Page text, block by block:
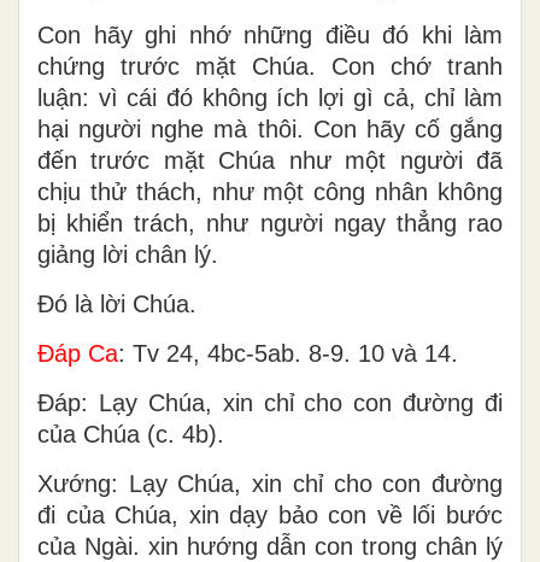
Con hãy ghi nhớ những điều đó khi làm
chứng trước mặt Chúa. Con chớ tranh
luận: vì cái đó không ích lợi gì cả, chỉ làm
hại người nghe mà thôi. Con hãy cố gắng
đến trước mặt Chúa như một người đã
chịu thử thách, như một công nhân không
bị khiển trách, như người ngay thẳng rao
giảng lời chân lý.
Ðó là lời Chúa.
Ðáp Ca: Tv 24, 4bc-5ab. 8-9. 10 và 14.
Ðáp: Lạy Chúa, xin chỉ cho con đường đi
của Chúa (c. 4b).
Xướng: Lạy Chúa, xin chỉ cho con đường
đi của Chúa, xin dạy bảo con về lối bước
của Ngài. xin hướng dẫn con trong chân lý